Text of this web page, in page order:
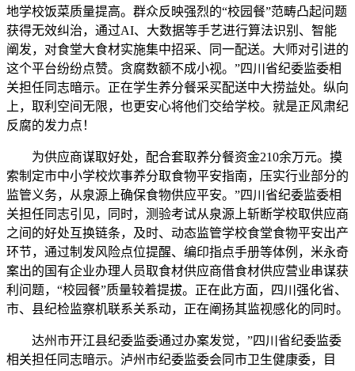
地学校饭菜质量提高。群众反映强烈的“校园餐”范畴凸起问题
获得无效纠治，通过AI、大数据等手艺进行算法识别、智能
阐发，对食堂大食材实施集中招采、同一配送。大师对引进的
这个平台纷纷点赞。贪腐数额不成小视。”四川省纪委监委相
关担任同志暗示。正在学生养分餐采买配送中大捞益处。纵向
上，取利空间无限，也更安心将他们交给学校。就是正风肃纪
反腐的发力点！
为供应商谋取好处，配合套取养分餐资金210余万元。摸
索制定市中小学校炊事养分取食物平安指南，压实行业部分的
监管义务，从泉源上确保食物供应平安。”四川省纪委监委相
关担任同志引见，同时，测验考试从泉源上斩断学校取供应商
之间的好处互换链条，及时、动态监管学校食堂食物平安出产
环节，通过制发风险点位提醒、编印指点手册等体例，米永奇
案出的国有企业办理人员取食材供应商借食材供应营业串谋获
利问题，“校园餐”质量较着提拔。正在此方面，四川强化省、
市、县纪检监察机联系关系动，正在阐扬其监视感化的同时。
达州市开江县纪委监委通过办案发觉，”四川省纪委监委
相关担任同志暗示。泸州市纪委监委会同市卫生健康委，目